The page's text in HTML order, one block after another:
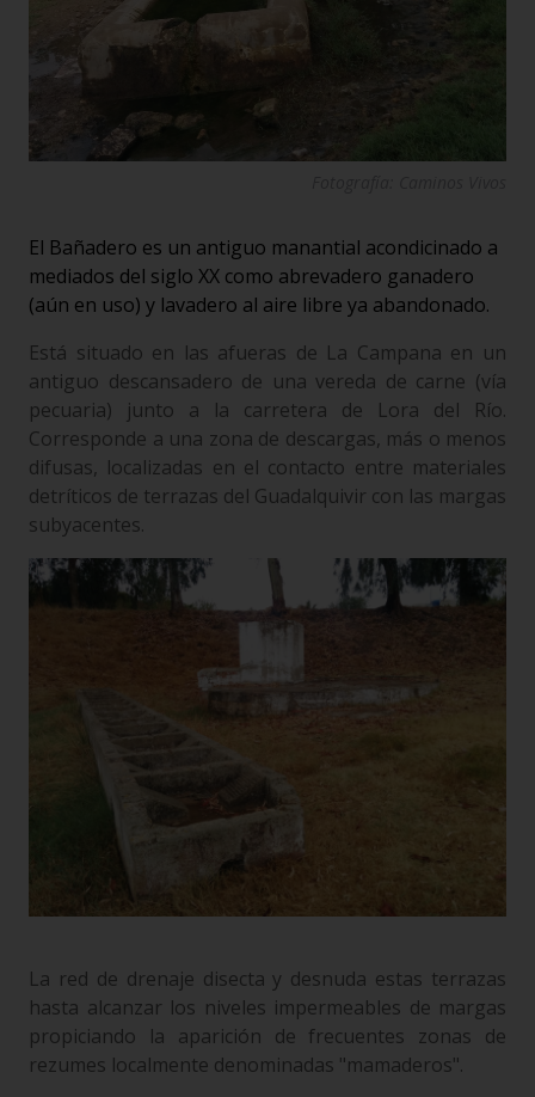
El Bañadero es un antiguo manantial acondicinado a
mediados del siglo XX como abrevadero ganadero
(aún en uso) y lavadero al aire libre ya abandonado.
Está situado en las afueras de La Campana en un
antiguo descansadero de una vereda de carne (vía
pecuaria) junto a la carretera de Lora del Río.
Corresponde a una zona de descargas, más o menos
difusas, localizadas en el contacto entre materiales
detríticos de terrazas del Guadalquivir con las margas
subyacentes.
La red de drenaje disecta y desnuda estas terrazas
hasta alcanzar los niveles impermeables de margas
propiciando la aparición de frecuentes zonas de
rezumes localmente denominadas "mamaderos".